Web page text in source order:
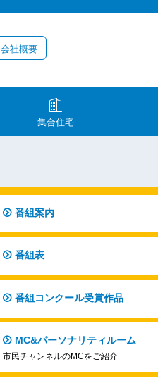
会社概要
集合住宅
番組案内
番組表
番組コンクール受賞作品
MC&パーソナリティルーム
市民チャンネルのMCをご紹介